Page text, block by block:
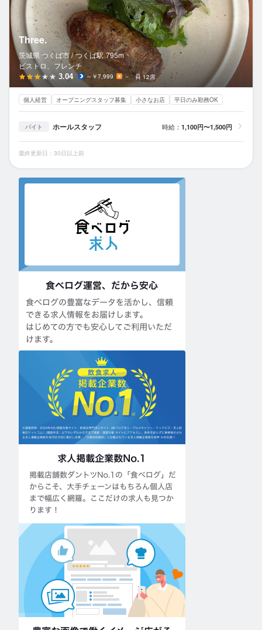
Three.
茨城県 つくば市 / つくば駅 795m
ビストロ、フレンチ
3.04 ～￥7,999 － 12席
個人経営 オープニングスタッフ募集 小さなお店 平日のみ勤務OK
バイト ホールスタッフ 時給： 1,100円〜1,500円
最終更新日：30日以上前